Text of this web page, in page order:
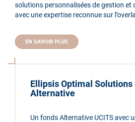
solutions personnalisées de gestion et
avec une expertise reconnue sur
EN SAVOIR PLUS
Ellipsis Optimal Solutions
Alternative
Un fonds Alternative UCITS avec